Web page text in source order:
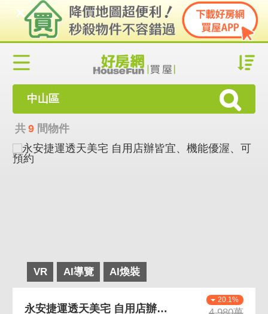
中山區
共 9 間物件
VR AI導覽 AI煥裝
20.1%
永安捷運透天美宅 自用店辦皆宜、機能優渥、可預約